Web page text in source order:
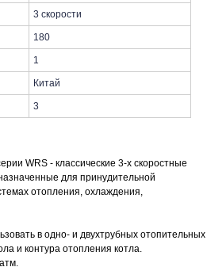
3 скорости
180
1
Китай
3
WRS - классические 3-х скоростные
для принудительной
отопления, охлаждения,
в одно- и двухтрубных отопительных
и контура отопления котла.